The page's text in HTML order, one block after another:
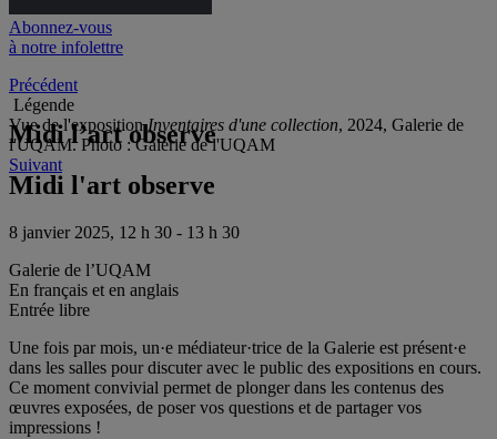
Abonnez-vous
à notre infolettre
Précédent
Légende
Vue de l'expositionInventaires d'une collection, 2024, Galerie de
l'UQAM. Photo : Galerie de l'UQAM
Suivant
Midi l’art observe
Midi l'art observe
8 janvier 2025, 12 h 30 - 13 h 30
Galerie de l’UQAM
En français et en anglais
Entrée libre
Une fois par mois, un·e médiateur·trice de la Galerie est présent·e
dans les salles pour discuter avec le public des expositions en cours.
Ce moment convivial permet de plonger dans les contenus des
œuvres exposées, de poser vos questions et de partager vos
impressions !